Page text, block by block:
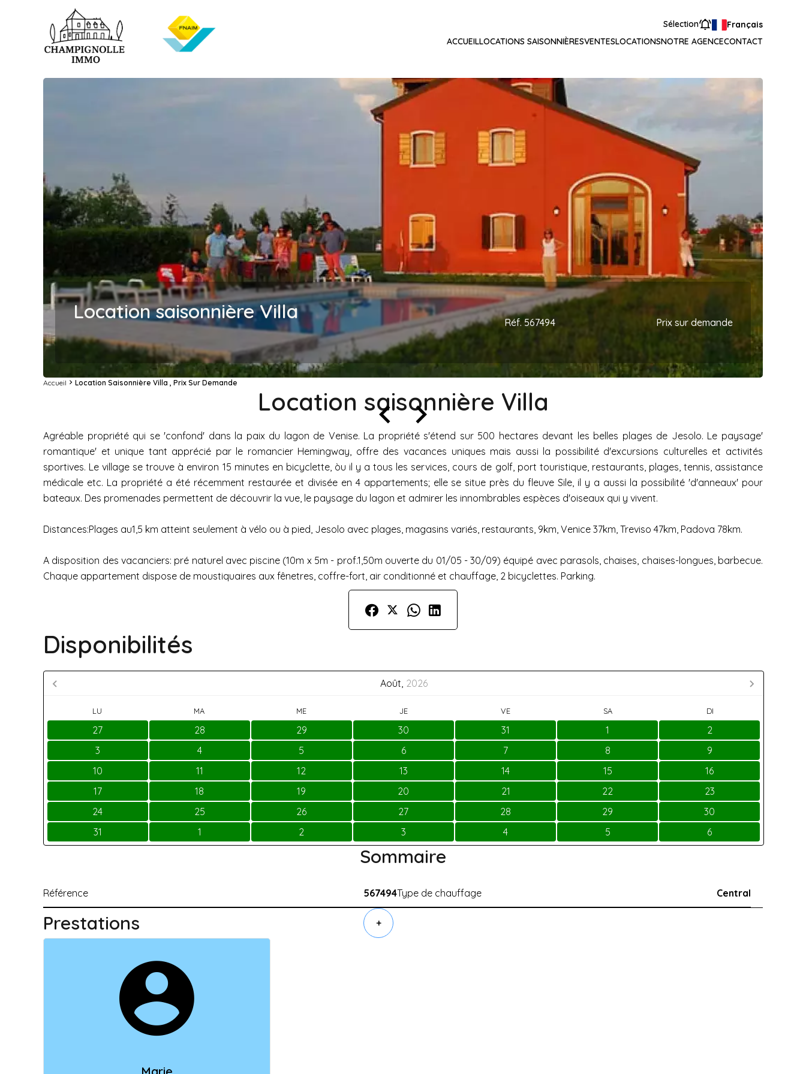
Sélection
Français
ACCUEILLOCATIONS SAISONNIÈRESVENTESLOCATIONSNOTRE AGENCECONTACT
Location saisonnière Villa Réf. 567494 Prix sur demande
Accueil Location Saisonnière Villa , Prix Sur Demande
Location saisonnière Villa
Agréable propriété qui se 'confond' dans la paix du lagon de Venise. La propriété s'étend sur 500 hectares devant les belles plages de Jesolo. Le paysage'
romantique' et unique tant apprécié par le romancier Hemingway, offre des vacances uniques mais aussi la possibilité d'excursions culturelles et activités
sportives. Le village se trouve à environ 15 minutes en bicyclette, òu il y a tous les services, cours de golf, port touristique, restaurants, plages, tennis, assistance
médicale etc. La propriété a été récemment restaurée et divisée en 4 appartements; elle se situe près du fleuve Sile, il y a aussi la possibilité 'd'anneaux' pour
bateaux. Des promenades permettent de découvrir la vue, le paysage du lagon et admirer les innombrables espèces d'oiseaux qui y vivent.
Distances:Plages au1,5 km atteint seulement à vélo ou à pied, Jesolo avec plages, magasins variés, restaurants, 9km, Venice 37km, Treviso 47km, Padova 78km.
A disposition des vacanciers: pré naturel avec piscine (10m x 5m - prof.1,50m ouverte du 01/05 - 30/09) équipé avec parasols, chaises, chaises-longues, barbecue.
Chaque appartement dispose de moustiquaires aux fênetres, coffre-fort, air conditionné et chauffage, 2 bicyclettes. Parking.
Disponibilités
Août, 2026
LU MA ME JE VE SA DI
27 28 29 30 31 1
2
3
4 5 6 7 8
9
10
11 12 13 14 15
16
17
18 19 20 21 22
23
24
25 26 27 28 29
30
31
1 2 3 4 5 6
Sommaire
Référence 567494Type de chauffage Central
Prestations +
Marie